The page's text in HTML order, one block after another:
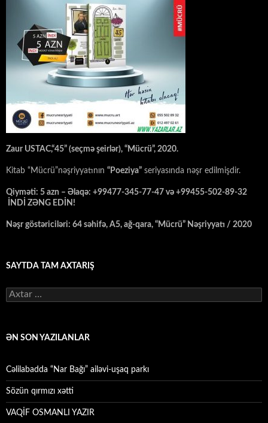
Zaur USTAC,“45” (seçmə şeirlər), “Mücrü”, 2020.
Kitab “Mücrü”nəşriyyatının “Poeziya” seriyasında nəşr edilmişdir.
Qiyməti: 5 azn – Əlaqə: +99477-345-77-47 və +99455-502-89-32
İNDİ ZƏNG EDİN!
Nəşr göstəriciləri: 64 səhifə, A5, ağ-qara, “Mücrü” Nəşriyyatı / 2020
SAYTDA TAM AXTARIŞ
Axtarış:
ƏN SON YAZILANLAR
Cəlilabadda “Nar Bağı” ailəvi-uşaq parkı
Sözün qırmızı xətti
VAQİF OSMANLI YAZIR